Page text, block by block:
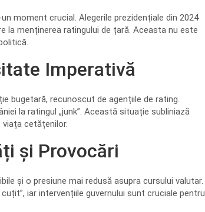
moment crucial. Alegerile prezidențiale din 2024
la menținerea ratingului de țară. Aceasta nu este
Imperativă
bugetară, recunoscut de agențiile de rating.
la ratingul „junk”. Această situație subliniază
cetățenilor.
și Provocări
și o presiune mai redusă asupra cursului valutar.
iar intervențiile guvernului sunt cruciale pentru